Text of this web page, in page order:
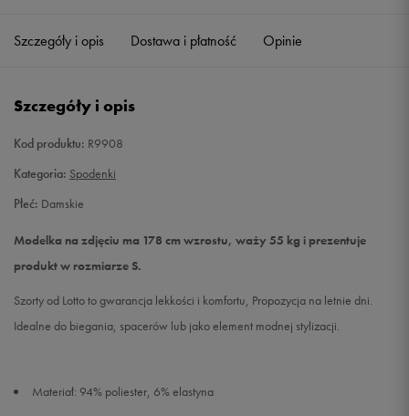
M Powiadom o dostępności
Szczegóły i opis Dostawa i płatność Opinie
Szczegóły i opis
Kod produktu: R9908
Kategoria: Spodenki
Płeć: Damskie
Modelka na zdjęciu ma 178 cm wzrostu, waży 55 kg i prezentuje
produkt w rozmiarze S.
Szorty od Lotto to gwarancja lekkości i komfortu, Propozycja na letnie dni.
Idealne do biegania, spacerów lub jako element modnej stylizacji.
Materiał: 94% poliester, 6% elastyna